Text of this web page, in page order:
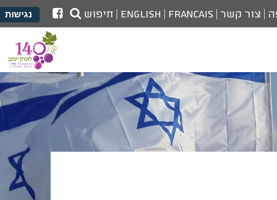
נגישות צור קשר Francais
English חיפוש
לעמוד
הפייסבוק
של
מועצת
זכרון
יעקב